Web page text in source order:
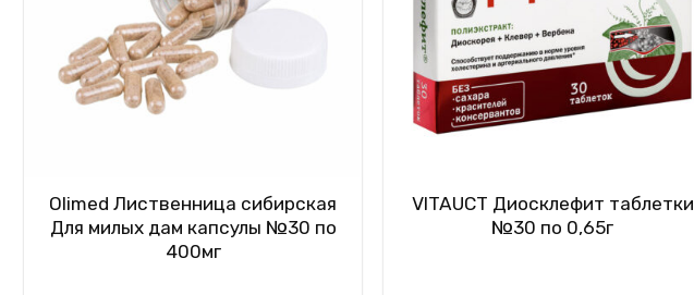
Olimed Лиственница сибирская
Для милых дам капсулы №30 по
400мг
VITAUCT Диосклефит таблетки
№30 по 0,65г